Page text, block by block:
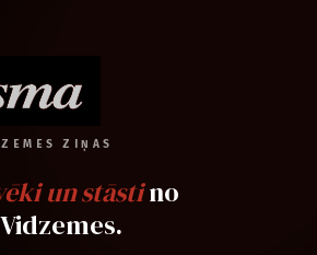
ZIŅAS
un stāstino